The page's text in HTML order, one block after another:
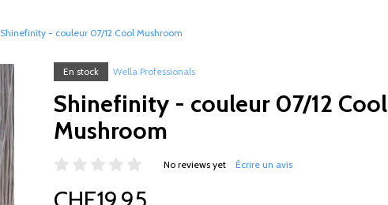
Shinefinity - couleur 07/12 Cool Mushroom
En stock Wella Professionals
Shinefinity - couleur 07/12 Cool
Mushroom
No reviews yet Écrire un avis